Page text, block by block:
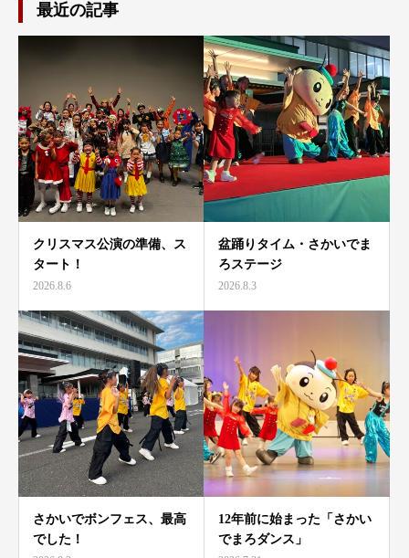
最近の記事
クリスマス公演の準備、ス
タート！
2026.8.6
盆踊りタイム・さかいでま
ろステージ
2026.8.3
さかいでボンフェス、最高
でした！
12年前に始まった「さかい
でまろダンス」